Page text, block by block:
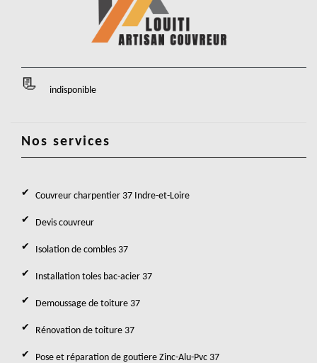
indisponible
Nos services
Couvreur charpentier 37 Indre-et-Loire
Devis couvreur
Isolation de combles 37
Installation toles bac-acier 37
Demoussage de toiture 37
Rénovation de toiture 37
Pose et réparation de goutiere Zinc-Alu-Pvc 37